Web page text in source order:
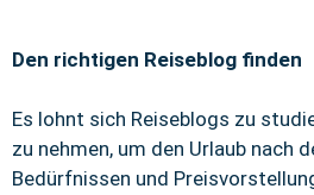
Den richtigen Reiseblog finden
Es lohnt sich Reiseblogs zu
zu nehmen, um den Urlaub nach
Bedürfnissen und